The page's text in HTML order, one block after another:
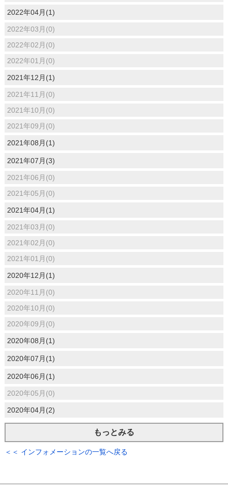
2022年04月(1)
2022年03月(0)
2022年02月(0)
2022年01月(0)
2021年12月(1)
2021年11月(0)
2021年10月(0)
2021年09月(0)
2021年08月(1)
2021年07月(3)
2021年06月(0)
2021年05月(0)
2021年04月(1)
2021年03月(0)
2021年02月(0)
2021年01月(0)
2020年12月(1)
2020年11月(0)
2020年10月(0)
2020年09月(0)
2020年08月(1)
2020年07月(1)
2020年06月(1)
2020年05月(0)
2020年04月(2)
もっとみる
＜＜ インフォメーションの一覧へ戻る